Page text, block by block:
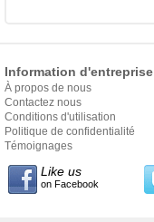
Information d'entreprise
À propos de nous
Contactez nous
Conditions d'utilisation
Politique de confidentialité
Témoignages
Like us
on Facebook